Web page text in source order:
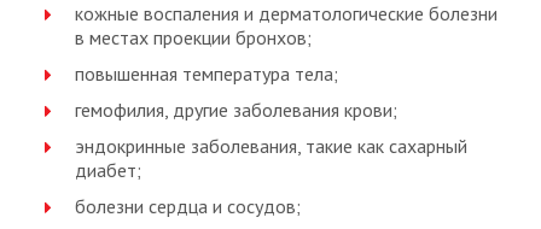
кожные воспаления и дерматологические болезни
в местах проекции бронхов;
повышенная температура тела;
гемофилия, другие заболевания крови;
эндокринные заболевания, такие как сахарный
диабет;
болезни сердца и сосудов;